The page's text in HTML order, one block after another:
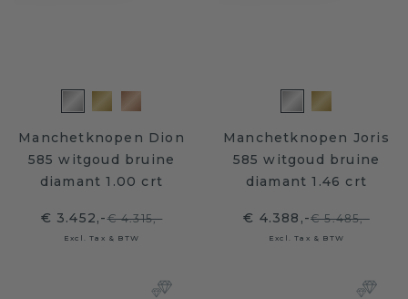
Manchetknopen Dion
585 witgoud bruine
diamant 1.00 crt
€ 3.452,-€ 4.315,-
Excl. Tax & BTW
Manchetknopen Joris
585 witgoud bruine
diamant 1.46 crt
€ 4.388,-€ 5.485,-
Excl. Tax & BTW